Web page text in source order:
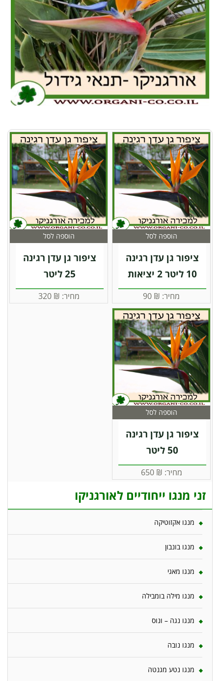
הוספה לסל
ציפור גן עדן רגינה
10 ליטר 2 יציאות
מחיר: ₪
הוספה לסל
ציפור גן עדן רגינה
25 ליטר
מחיר: ₪
320
הוספה לסל
ציפור גן עדן רגינה
50 ליטר
מחיר: ₪
650
זני מנגו ייחודיים לאורגניקו
מנגו אקזוטיקה
מנגו בונבון
מנגו מאגי
מנגו מילה בומבילה
מנגו נגה – ונוס
מנגו נובה
מנגו נטע מגנטה